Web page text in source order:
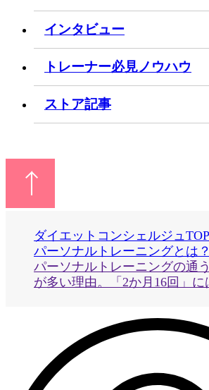
インタビュー
トレーナー必見ノウハウ
ストア記事
ダイエットコンシェルジュTOP
パーソナルトレーニングとは？
パーソナルトレーニングの通
が多い理由。「2か月16回」